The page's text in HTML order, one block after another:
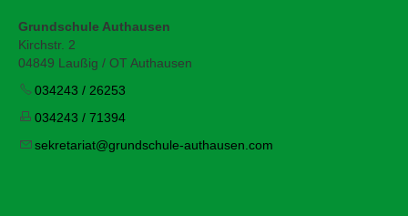
Grundschule Authausen
Kirchstr. 2
04849 Laußig / OT Authausen
034243 / 26253
034243 / 71394
s kr t r t gr ndsch l - th s n c m